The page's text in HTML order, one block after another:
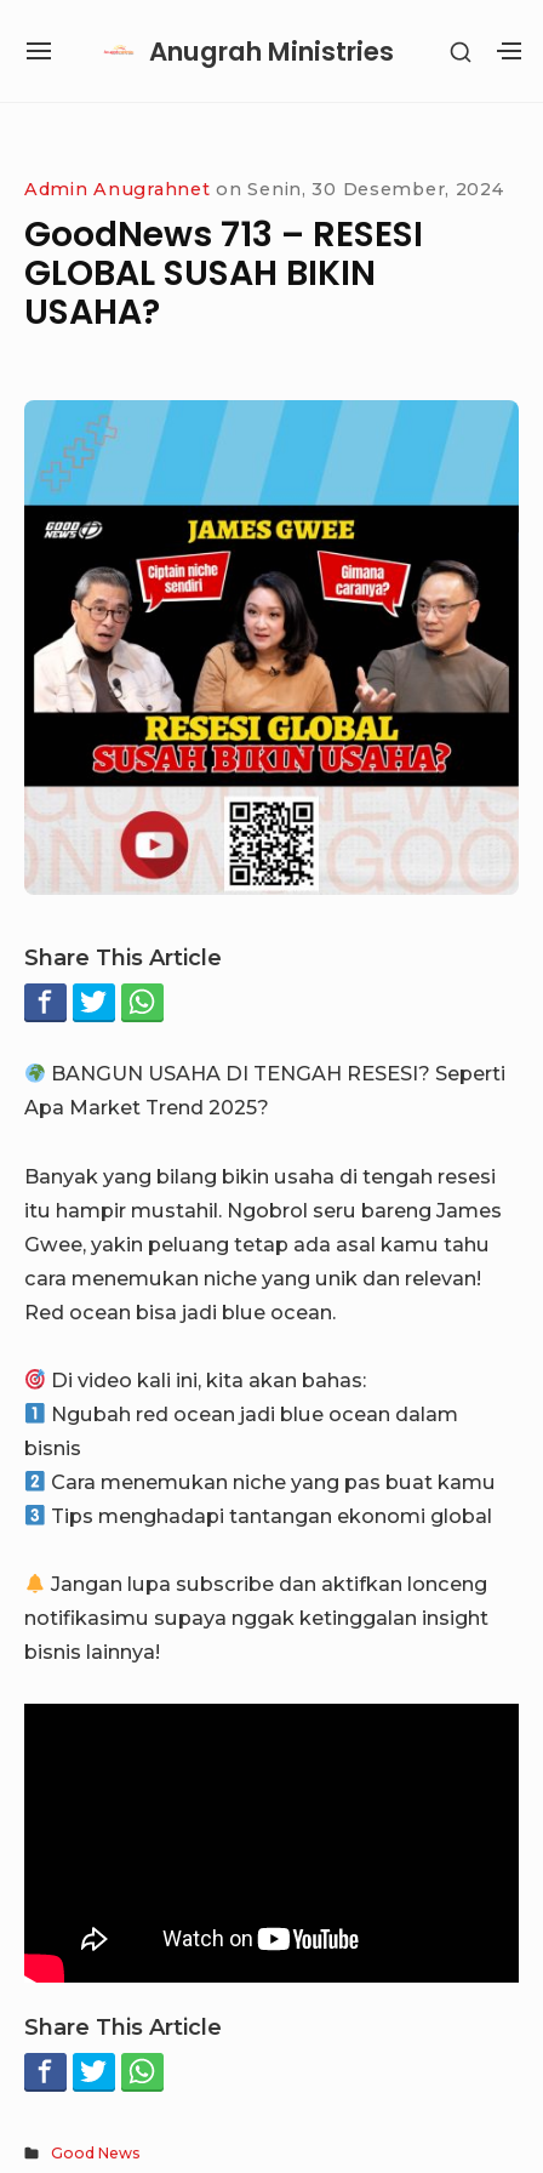
Anugrah Ministries
SITE
SHOW
Admin Anugrahnet on Senin, 30 Desember, 2024
GoodNews 713 – RESESI
GLOBAL SUSAH BIKIN
USAHA?
Share This Article
BANGUN USAHA DI TENGAH RESESI? Seperti
Apa Market Trend 2025?
Banyak yang bilang bikin usaha di tengah resesi
itu hampir mustahil. Ngobrol seru bareng James
Gwee, yakin peluang tetap ada asal kamu tahu
cara menemukan niche yang unik dan relevan!
Red ocean bisa jadi blue ocean.
Di video kali ini, kita akan bahas:
Ngubah red ocean jadi blue ocean dalam
bisnis
Cara menemukan niche yang pas buat kamu
Tips menghadapi tantangan ekonomi global
Jangan lupa subscribe dan aktifkan lonceng
notifikasimu supaya nggak ketinggalan insight
bisnis lainnya!
Share This Article
Good News